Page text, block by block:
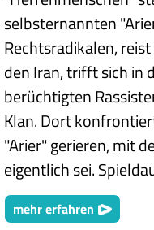
selbsternannten
Rechtsradikalen,
den Iran, trifft sich in
berüchtigten
Klan. Dort
"Arier" gerieren, mit
eigentlich sei.
mehr erfahren